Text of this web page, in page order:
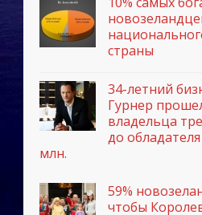
страны
34-летний
Гурнер
владельца
до
млн.
59%
чтобы